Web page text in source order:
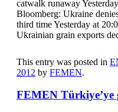
catwalk runaway
Bloomberg: Ukraine
third time Yesterday at
Ukrainian grain exports
This entry was posted in
2012 by FEMEN.
FEMEN Türkiye’ye